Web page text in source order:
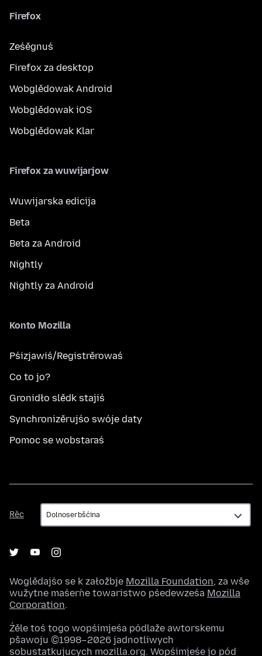
Firefox
Ześěgnuś
Firefox za desktop
Wobglědowak Android
Wobglědowak iOS
Wobglědowak Klar
Firefox za wuwijarjow
Wuwijarska edicija
Beta
Beta za Android
Nightly
Nightly za Android
Konto Mozilla
Pśizjawiś/Registrěrowaś
Co to jo?
Gronidło slědk stajiś
Synchronizěrujśo swóje daty
Pomoc se wobstaraś
Rěc
Rěc
Woglědajśo se k załožbje Mozilla Foundation, za wše
wužytne maśeŕne towaristwo pśedewześa Mozilla
Corporation.
Źěle toś togo wopśimjeśa pódlaže awtorskemu
pšawoju ©1998–2026 jadnotliwych
sobustatkujucych mozilla.org. Wopśimjeśe jo pód